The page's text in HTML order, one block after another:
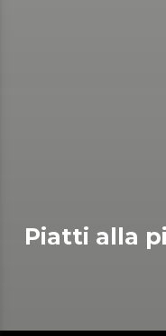
Piatti alla